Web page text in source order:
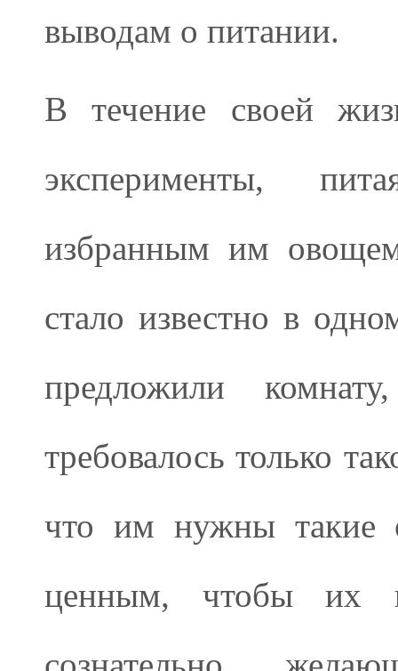
выводам о питании.
В течение своей
эксперименты,
избранным им
стало известно в
предложили
требовалось только
что им нужны такие
ценным, чтобы их